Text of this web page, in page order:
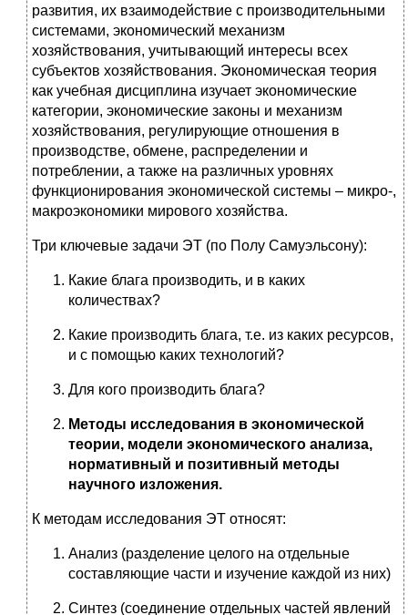
развития, их взаимодействие с производительными
системами, экономический механизм
хозяйствования, учитывающий интересы всех
субъектов хозяйствования. Экономическая теория
как учебная дисциплина изучает экономические
категории, экономические законы и механизм
хозяйствования, регулирующие отношения в
производстве, обмене, распределении и
потреблении, а также на различных уровнях
функционирования экономической системы – микро-,
макроэкономики мирового хозяйства.
Три ключевые задачи ЭТ (по Полу Самуэльсону):
Какие блага производить, и в каких
количествах?
Какие производить блага, т.е. из каких ресурсов,
и с помощью каких технологий?
Для кого производить блага?
Методы исследования в экономической
теории, модели экономического анализа,
нормативный и позитивный методы
научного изложения.
К методам исследования ЭТ относят:
Анализ (разделение целого на отдельные
составляющие части и изучение каждой из них)
Синтез (соединение отдельных частей явлений